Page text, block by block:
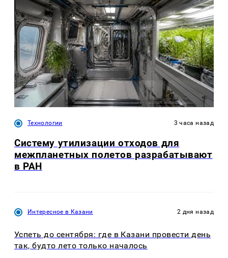
Технологии 3 часа назад
Систему утилизации отходов для
межпланетных полетов разрабатывают
в РАН
Интересное в Казани 2 дня назад
Успеть до сентября: где в Казани провести день
так, будто лето только началось